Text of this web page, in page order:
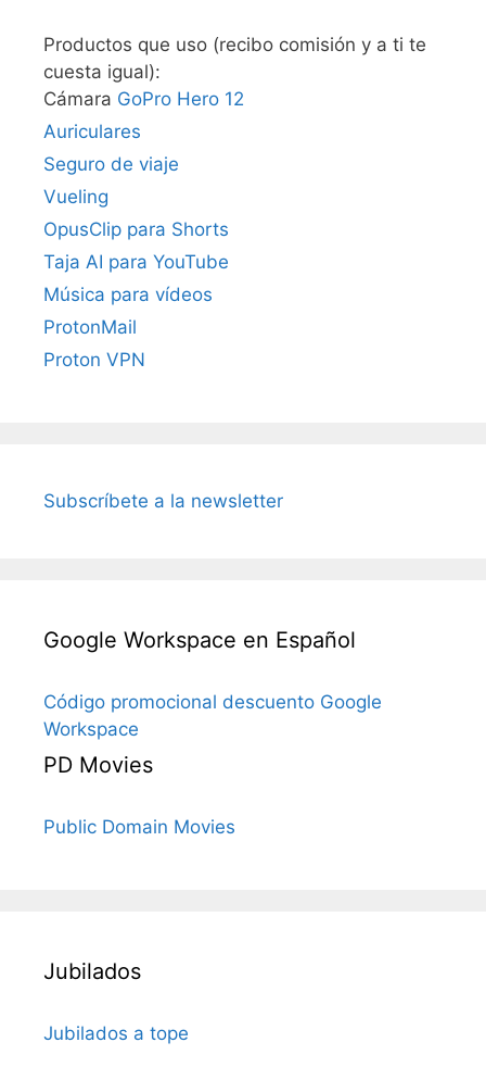
Productos que uso (recibo comisión y a ti te
cuesta igual):
Cámara GoPro Hero 12
Auriculares
Seguro de viaje
Vueling
OpusClip para Shorts
Taja AI para YouTube
Música para vídeos
ProtonMail
Proton VPN
Subscríbete a la newsletter
Google Workspace en Español
Código promocional descuento Google
Workspace
PD Movies
Public Domain Movies
Jubilados
Jubilados a tope